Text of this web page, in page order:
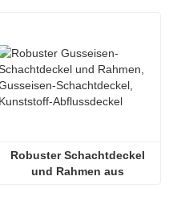
Robuster Schachtdeckel
und Rahmen aus